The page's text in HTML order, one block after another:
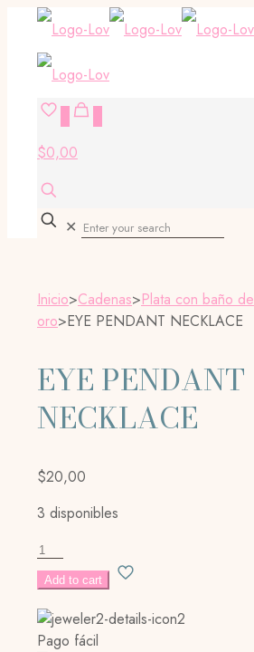
$0,00
✕
Inicio>Cadenas>Plata con baño de
oro>EYE PENDANT NECKLACE
EYE PENDANT
NECKLACE
$20,00
3 disponibles
EYE
PENDANT
NECKLACE
cantidad
Add to cart
Pago fácil